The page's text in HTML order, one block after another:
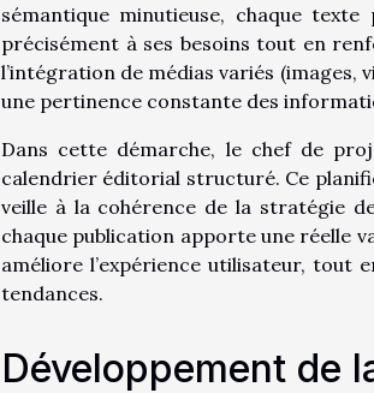
sémantique minutieuse, chaque
précisément à ses besoins tout en
l’intégration de médias variés (images,
une pertinence constante des
Dans cette démarche, le chef de
calendrier éditorial structuré. Ce
veille à la cohérence de la stratégie
chaque publication apporte une réelle
améliore l’expérience utilisateur, tout
tendances.
Développement de